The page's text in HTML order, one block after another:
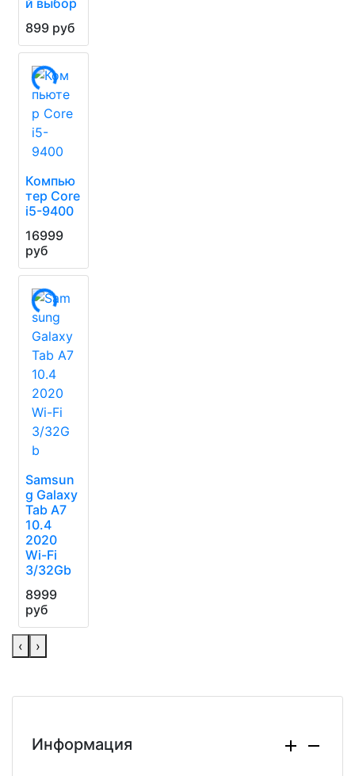
й выбор
899 руб
Компью
тер Core
i5-9400
16999
руб
Samsun
g Galaxy
Tab A7
10.4
2020
Wi-Fi
3/32Gb
8999
руб
‹ ›
Информация